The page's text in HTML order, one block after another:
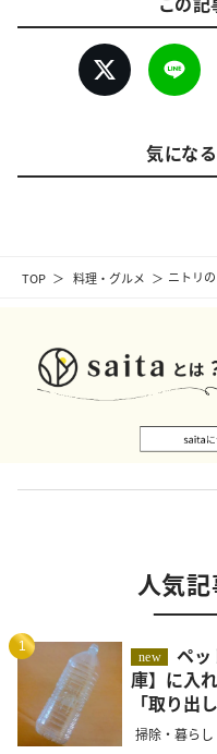
TOP 料理・グルメ ニトリ
気になる
人気記
1
new
ペットボトルを半分に切って【冷蔵
庫】に入
「取り出
掃除・暮らし